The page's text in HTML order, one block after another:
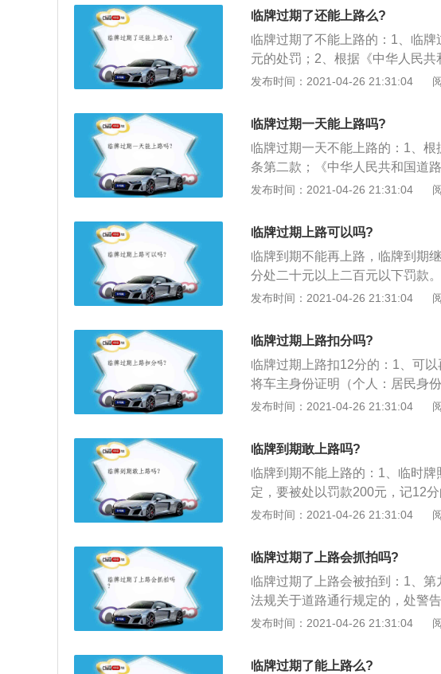
记12分的处罚；3、交管部门提
临牌过期了还能上路么?
临牌过期了不能上路的：1、临
元的处罚；2、根据《中华人民
反道路交通安全法律、法规关于
车未悬挂机动车号牌，未放置检
发布时间：2021-04-26 21:31:04
临牌过期一天能上路吗?
临牌过期一天不能上路的：1、
条第二款；《中华人民共和国道
定，对驾驶员进行记12分、罚款
车未悬挂机动车号牌的，或者故
悬挂机动车号牌，放置检验合格
发布时间：2021-04-26 21:31:04
临牌过期上路可以吗?
临牌到期不能再上路，临牌到期
分处二十元以上二百元以下罚款
1、第八条国家对机动车实行登记
时通行牌证；2、第九十条机动
通行规定的，处警告或者二十元
定处罚；3、同样临时牌照和正
时牌照就可以肆意妄为，或者以
摄像头是可以清清楚楚拍到临时
发布时间：2021-04-26 21:31:04
临牌过期上路扣分吗?
临牌过期上路扣12分的：1、可
将车主身份证明（个人：居民身
故责任强制保险副本复印在同一
牌照，一次15天，车辆在使用临
与正常的机动车一样要接受处罚
式牌照时要将这些违法行为处理
法规对女车主罚款200元，记12
发布时间：2021-04-26 21:31:04
临牌到期敢上路吗?
临牌到期不能上路的：1、临时
定，要被处以罚款200元，记12
的车辆，一律不能上路行驶可以
责任强制保险副本复印在同一张
由代理人代办该业务的，还应提
照，一次15天，车辆在使用临牌
正常的机动车一样要接受处罚
发布时间：2021-04-26 21:31:04
临牌过期了上路会抓拍吗?
临牌过期了上路会被拍到：1、第
法规关于道路通行规定的，处警
定的，依照规定处罚；2、第九十
交通管理部门应当扣留机动车，
发布时间：2021-04-26 21:31:04
临牌过期了能上路么?